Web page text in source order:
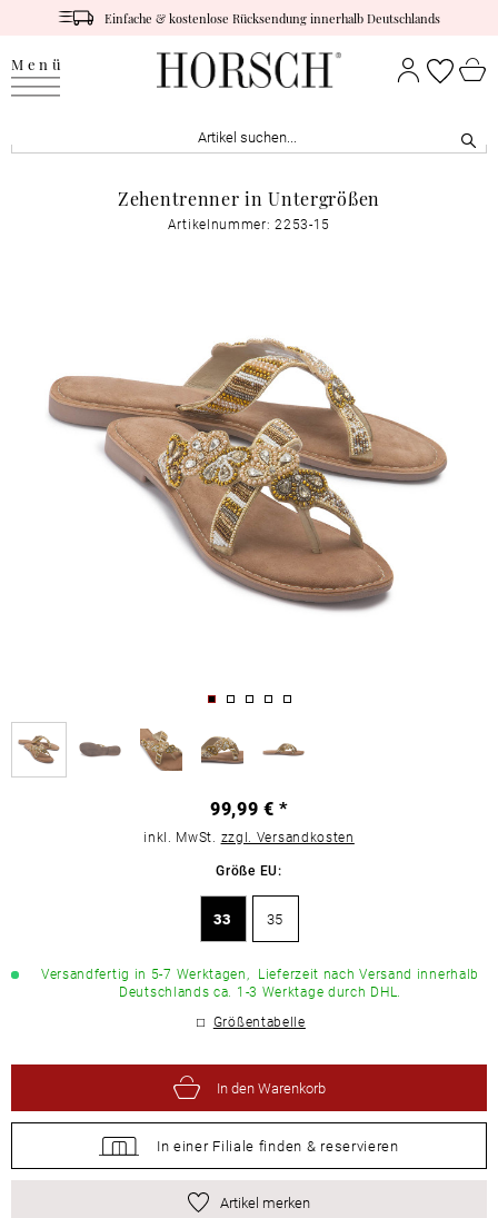
Einfache & kostenlose Rücksendung innerhalb Deutschlands
Menü
Zehentrenner in Untergrößen
Artikelnummer: 2253-15
99,99 € *
inkl. MwSt. zzgl. Versandkosten
Größe EU:
33 35
Versandfertig in 5-7 Werktagen, Lieferzeit nach Versand innerhalb
Deutschlands ca. 1-3 Werktage durch DHL.
Größentabelle
In den Warenkorb
In einer Filiale finden & reservieren
Artikel merken